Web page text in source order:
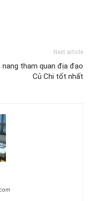
Next article
nang tham quan địa đạo
Củ Chi tốt nhất